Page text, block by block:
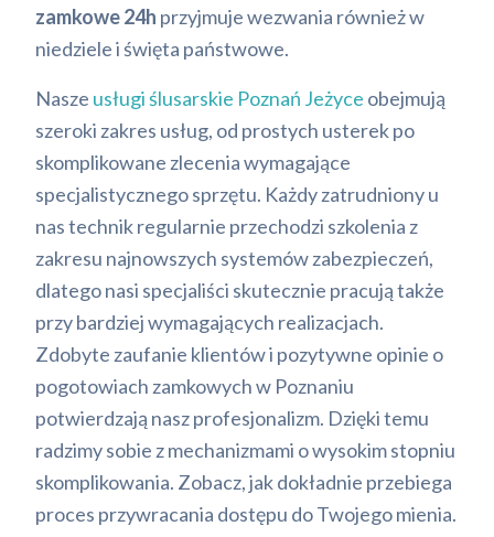
zamkowe 24h przyjmuje wezwania również w
niedziele i święta państwowe.
Nasze usługi ślusarskie Poznań Jeżyce obejmują
szeroki zakres usług, od prostych usterek po
skomplikowane zlecenia wymagające
specjalistycznego sprzętu. Każdy zatrudniony u
nas technik regularnie przechodzi szkolenia z
zakresu najnowszych systemów zabezpieczeń,
dlatego nasi specjaliści skutecznie pracują także
przy bardziej wymagających realizacjach.
Zdobyte zaufanie klientów i pozytywne opinie o
pogotowiach zamkowych w Poznaniu
potwierdzają nasz profesjonalizm. Dzięki temu
radzimy sobie z mechanizmami o wysokim stopniu
skomplikowania. Zobacz, jak dokładnie przebiega
proces przywracania dostępu do Twojego mienia.